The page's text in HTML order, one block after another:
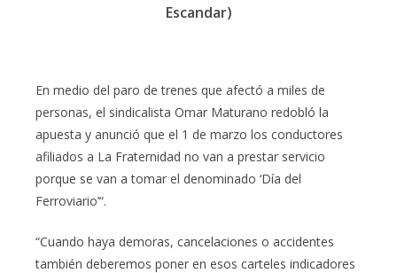
Escandar)
En medio del paro de trenes que afectó a miles de
personas, el sindicalista Omar Maturano redobló la
apuesta y anunció que el 1 de marzo los conductores
afiliados a La Fraternidad no van a prestar servicio
porque se van a tomar el denominado ‘Día del
Ferroviario’“.
“Cuando haya demoras, cancelaciones o accidentes
también deberemos poner en esos carteles indicadores